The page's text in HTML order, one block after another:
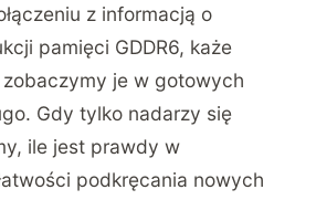
z informacją o
pamięci GDDR6, każe
je w gotowych
Gdy tylko nadarzy się
ile jest prawdy w
podkręcania nowych